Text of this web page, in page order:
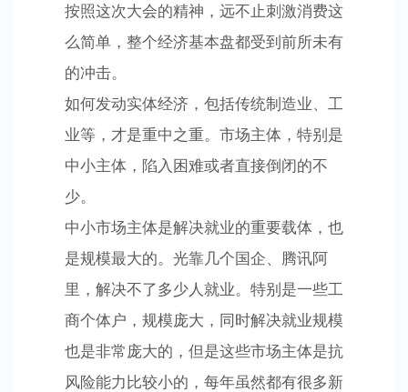
按照这次大会的精神，远不止刺激消费这
么简单，整个经济基本盘都受到前所未有
的冲击。
如何发动实体经济，包括传统制造业、工
业等，才是重中之重。市场主体，特别是
中小主体，陷入困难或者直接倒闭的不
少。
中小市场主体是解决就业的重要载体，也
是规模最大的。光靠几个国企、腾讯阿
里，解决不了多少人就业。特别是一些工
商个体户，规模庞大，同时解决就业规模
也是非常庞大的，但是这些市场主体是抗
风险能力比较小的，每年虽然都有很多新